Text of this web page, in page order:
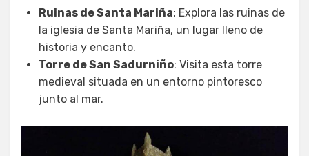
Ruinas de Santa Mariña: Explora las ruinas de
la iglesia de Santa Mariña, un lugar lleno de
historia y encanto.
Torre de San Sadurniño: Visita esta torre
medieval situada en un entorno pintoresco
junto al mar.